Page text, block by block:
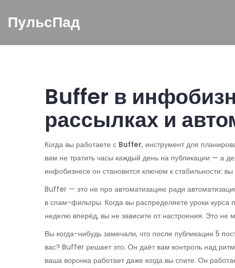
ПульсПад
Buffer в
рассылках и
Когда вы работаете с Buffer, инструмент для
вам не тратить часы каждый день на публикации — а
инфобизнесе он становится ключом к стабильности:
Buffer — это не про автоматизацию ради
в спам-фильтры. Когда вы распределяете уроки
неделю вперёд, вы не зависите от настроения. Это не
Вы когда-нибудь замечали, что после публикации 5
вас? Buffer решает это. Он даёт вам контроль над
ваша воронка работает даже когда вы спите. Он